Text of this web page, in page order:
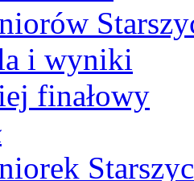
i wyniki
finałowy